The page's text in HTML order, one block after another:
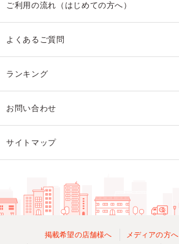
ご利用の流れ（はじめての方へ）
よくあるご質問
ランキング
お問い合わせ
サイトマップ
掲載希望の店舗様へ メディアの方へ